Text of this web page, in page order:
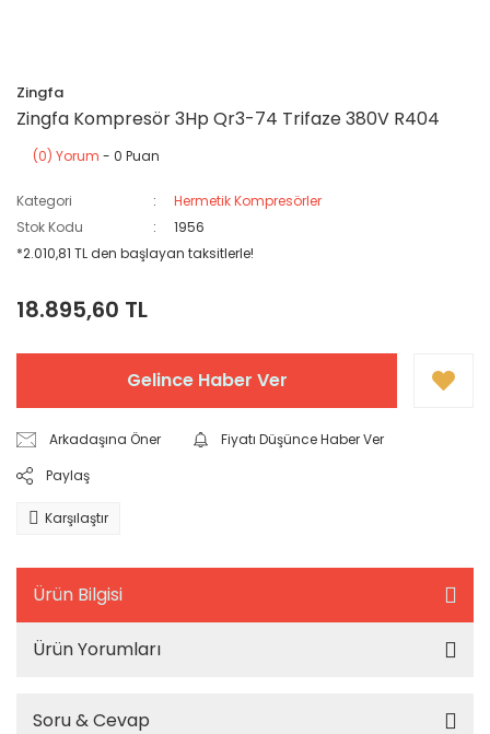
Zingfa
Zingfa Kompresör 3Hp Qr3-74 Trifaze 380V R404
(0) Yorum - 0 Puan
Kategori
Hermetik Kompresörler
Stok Kodu
1956
*2.010,81 TL den başlayan taksitlerle!
18.895,60 TL
Gelince Haber Ver
Arkadaşına Öner
Fiyatı Düşünce Haber Ver
Paylaş
Karşılaştır
Ürün Bilgisi
Ürün Yorumları
Soru & Cevap